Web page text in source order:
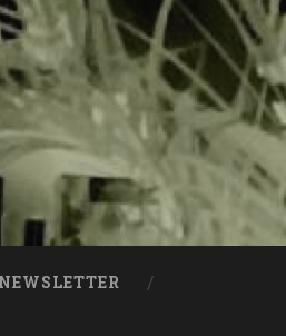
NEWSLETTER